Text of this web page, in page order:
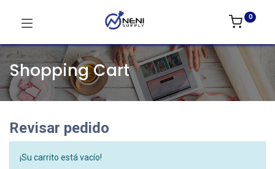
0
Shopping Cart
Revisar pedido
¡Su carrito está vacío!